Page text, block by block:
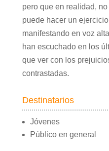
pero que en realidad,
puede hacer un
manifestando en voz
han escuchado en los
que ver con los
contrastadas.
Destinatarios
Jóvenes
Público en general